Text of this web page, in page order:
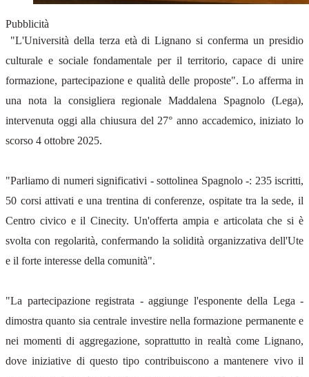
Pubblicità
"L'Università della terza età di Lignano si conferma un presidio
culturale e sociale fondamentale per il territorio, capace di unire
formazione, partecipazione e qualità delle proposte". Lo afferma in
una nota la consigliera regionale Maddalena Spagnolo (Lega),
intervenuta oggi alla chiusura del 27° anno accademico, iniziato lo
scorso 4 ottobre 2025.
"Parliamo di numeri significativi - sottolinea Spagnolo -: 235 iscritti,
50 corsi attivati e una trentina di conferenze, ospitate tra la sede, il
Centro civico e il Cinecity. Un'offerta ampia e articolata che si è
svolta con regolarità, confermando la solidità organizzativa dell'Ute
e il forte interesse della comunità".
"La partecipazione registrata - aggiunge l'esponente della Lega -
dimostra quanto sia centrale investire nella formazione permanente e
nei momenti di aggregazione, soprattutto in realtà come Lignano,
dove iniziative di questo tipo contribuiscono a mantenere vivo il